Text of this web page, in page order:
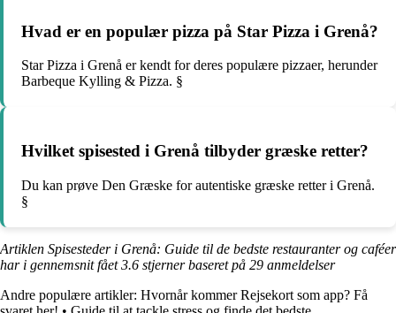
Hvad er en populær pizza på Star Pizza i Grenå?
Star Pizza i Grenå er kendt for deres populære pizzaer, herunder
Barbeque Kylling & Pizza. §
Hvilket spisested i Grenå tilbyder græske retter?
Du kan prøve Den Græske for autentiske græske retter i Grenå.
§
Artiklen Spisesteder i Grenå: Guide til de bedste restauranter og caféer
har i gennemsnit fået3.6 stjerner baseret på 29 anmeldelser
Andre populære artikler: Hvornår kommer Rejsekort som app? Få